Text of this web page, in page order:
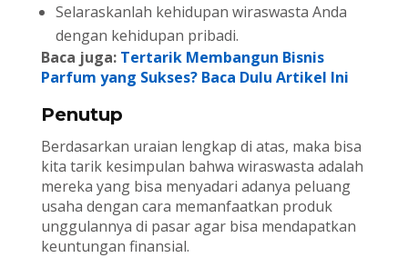
Selaraskanlah kehidupan wiraswasta Anda
dengan kehidupan pribadi.
Baca juga: Tertarik Membangun Bisnis
Parfum yang Sukses? Baca Dulu Artikel Ini
Penutup
Berdasarkan uraian lengkap di atas, maka bisa
kita tarik kesimpulan bahwa wiraswasta adalah
mereka yang bisa menyadari adanya peluang
usaha dengan cara memanfaatkan produk
unggulannya di pasar agar bisa mendapatkan
keuntungan finansial.